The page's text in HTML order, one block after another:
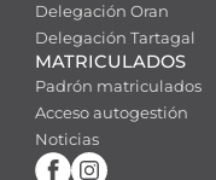
Delegación Oran
Delegación Tartagal
MATRICULADOS
Padrón matriculados
Acceso autogestión
Noticias